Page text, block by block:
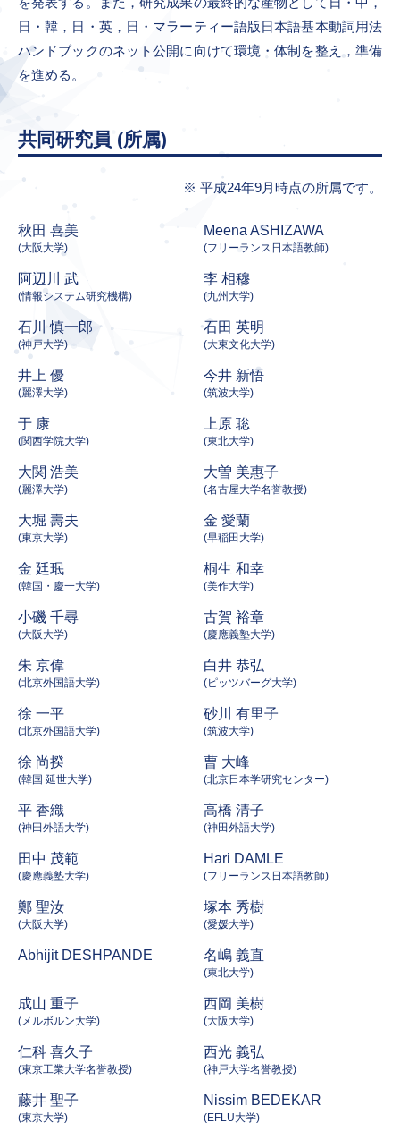
日・韓，日・英，日・マラーティー語版日本語基本動詞用法
ハンドブックのネット公開に向けて環境・体制を整え，準備
を進める。
共同研究員 (所属)
平成24年9月時点の所属です。
秋田 喜美
(大阪大学)
Meena ASHIZAWA
(フリーランス日本語教師)
阿辺川 武
(情報システム研究機構)
李 相穆
(九州大学)
石川 慎一郎
(神戸大学)
石田 英明
(大東文化大学)
井上 優
(麗澤大学)
今井 新悟
(筑波大学)
于 康
(関西学院大学)
上原 聡
(東北大学)
大関 浩美
(麗澤大学)
大曽 美惠子
(名古屋大学名誉教授)
大堀 壽夫
(東京大学)
金 愛蘭
(早稲田大学)
金 廷珉
(韓国・慶一大学)
桐生 和幸
(美作大学)
小磯 千尋
(大阪大学)
古賀 裕章
(慶應義塾大学)
朱 京偉
(北京外国語大学)
白井 恭弘
(ピッツバーグ大学)
徐 一平
(北京外国語大学)
砂川 有里子
(筑波大学)
徐 尚揆
(韓国 延世大学)
曹 大峰
(北京日本学研究センター)
平 香織
(神田外語大学)
高橋 清子
(神田外語大学)
田中 茂範
(慶應義塾大学)
Hari DAMLE
(フリーランス日本語教師)
鄭 聖汝
(大阪大学)
塚本 秀樹
(愛媛大学)
Abhijit DESHPANDE 名嶋 義直
(東北大学)
成山 重子
(メルボルン大学)
西岡 美樹
(大阪大学)
仁科 喜久子
(東京工業大学名誉教授)
西光 義弘
(神戸大学名誉教授)
藤井 聖子
(東京大学)
Nissim BEDEKAR
(EFLU大学)